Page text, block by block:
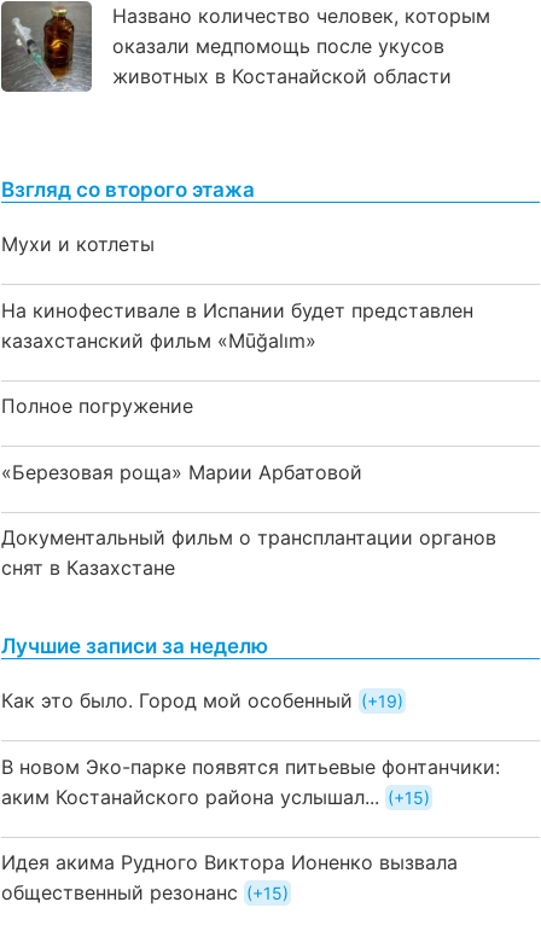
Названо количество человек, которым
оказали медпомощь после укусов
животных в Костанайской области
Взгляд со второго этажа
Мухи и котлеты
На кинофестивале в Испании будет представлен
казахстанский фильм «Mūğalım»
Полное погружение
«Березовая роща» Марии Арбатовой
Документальный фильм о трансплантации органов
снят в Казахстане
Лучшие записи за неделю
Как это было. Город мой особенный +19
В новом Эко-парке появятся питьевые фонтанчики:
аким Костанайского района услышал...
+15
Идея акима Рудного Виктора Ионенко вызвала
общественный резонанс
+15